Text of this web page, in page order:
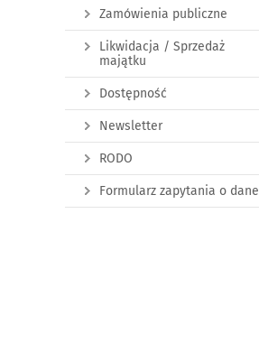
Zamówienia publiczne
Likwidacja / Sprzedaż
majątku
Dostępność
Newsletter
RODO
Formularz zapytania o dane